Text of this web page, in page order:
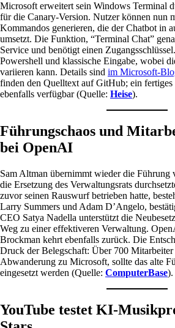
Microsoft erweitert sein Windows Terminal
für die Canary-Version. Nutzer können nun
Kommandos generieren, die der Chatbot in
umsetzt. Die Funktion, “Terminal Chat”
Service und benötigt einen
Powershell und klassische Eingabe, wobei
variieren kann. Details sind im Microsoft-
finden den Quelltext auf GitHub; ein fertiges
ebenfalls verfügbar (Quelle: Heise).
Führungschaos und
bei OpenAI
Sam Altman übernimmt wieder die Führung
die Ersetzung des Verwaltungsrats
zuvor seinen Rauswurf betrieben hatte,
Larry Summers und Adam D’Angelo,
CEO Satya Nadella unterstützt die
Weg zu einer effektiveren Verwaltung.
Brockman kehrt ebenfalls zurück. Die
Druck der Belegschaft: Über 700
Abwanderung zu Microsoft, sollte das alte
eingesetzt werden (Quelle: ComputerBase).
YouTube testet KI-